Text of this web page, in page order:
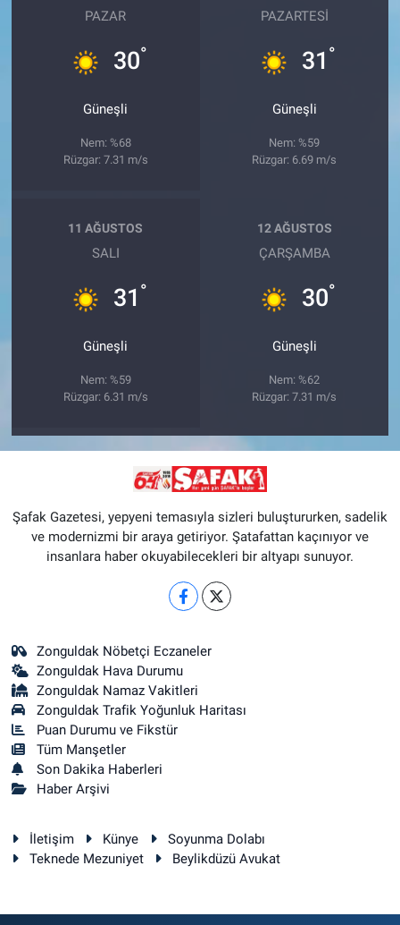
PAZAR
30°
Güneşli
Nem: %68
Rüzgar: 7.31 m/s
PAZARTESI
31 °
Güneşli
Nem: %59
Rüzgar: 6.69 m/s
11 AĞUSTOS
SALI
31 °
Güneşli
Nem: %59
Rüzgar: 6.31 m/s
12 AĞUSTOS
ÇARŞAMBA
30°
Güneşli
Nem: %62
Rüzgar: 7.31 m/s
Şafak Gazetesi, yepyeni temasıyla sizleri buluştururken, sadelik
ve modernizmi bir araya getiriyor. Şatafattan kaçınıyor ve
insanlara haber okuyabilecekleri bir altyapı sunuyor.
Zonguldak Nöbetçi Eczaneler
Zonguldak Hava Durumu
Zonguldak Namaz Vakitleri
Zonguldak Trafik Yoğunluk Haritası
Puan Durumu ve Fikstür
Tüm Manşetler
Son Dakika Haberleri
Haber Arşivi
İletişim Künye
Soyunma Dolabı
Teknede Mezuniyet
Beylikdüzü Avukat